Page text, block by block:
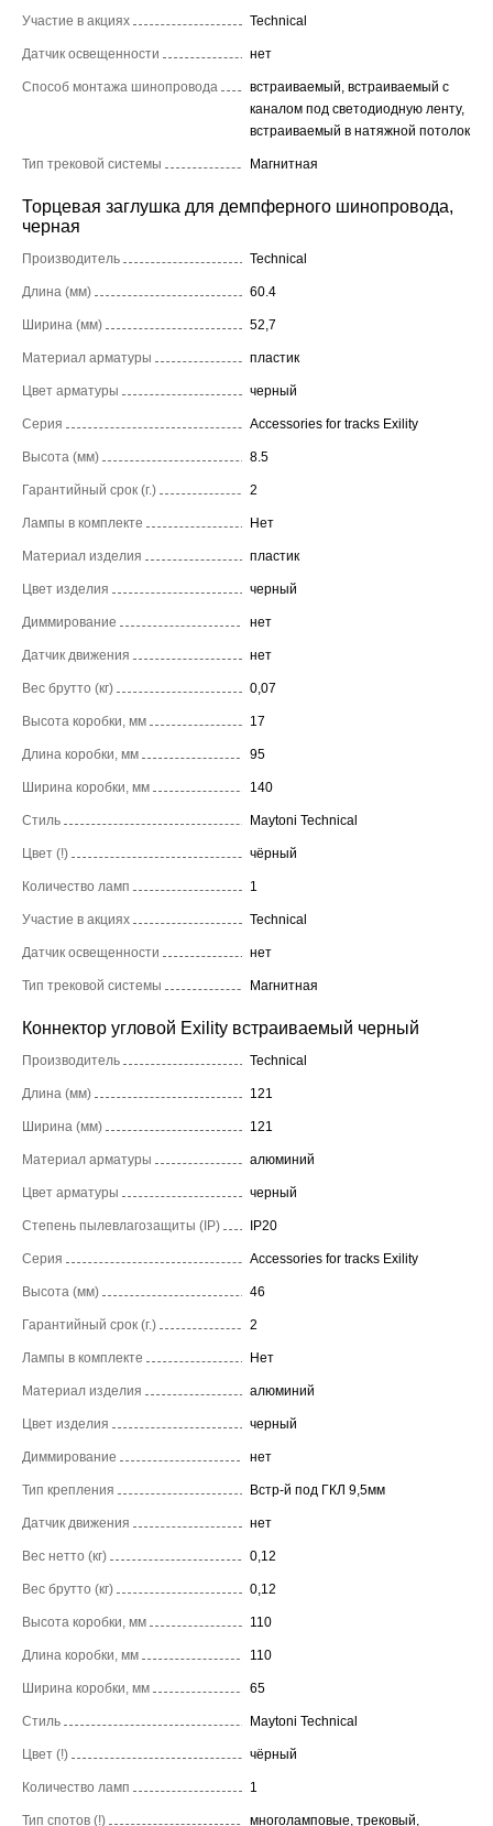
Участие в акциях Technical
Датчик освещенности нет
Способ монтажа шинопровода
встраиваемый, встраиваемый с
каналом под светодиодную ленту,
встраиваемый в натяжной потолок
Тип трековой системы Магнитная
Торцевая заглушка для демпферного шинопровода,
черная
Производитель Technical
Длина (мм) 60.4
Ширина (мм) 52,7
Материал арматуры пластик
Цвет арматуры черный
Серия Accessories for tracks Exility
Высота (мм) 8.5
Гарантийный срок (г.) 2
Лампы в комплекте Нет
Материал изделия пластик
Цвет изделия черный
Диммирование нет
Датчик движения нет
Вес брутто (кг) 0,07
Высота коробки, мм 17
Длина коробки, мм 95
Ширина коробки, мм 140
Стиль Maytoni Technical
Цвет (!) чёрный
Количество ламп 1
Участие в акциях Technical
Датчик освещенности нет
Тип трековой системы Магнитная
Коннектор угловой Exility встраиваемый черный
Производитель Technical
Длина (мм) 121
Ширина (мм) 121
Материал арматуры алюминий
Цвет арматуры черный
Степень пылевлагозащиты (IP) IP20
Серия Accessories for tracks Exility
Высота (мм) 46
Гарантийный срок (г.) 2
Лампы в комплекте Нет
Материал изделия алюминий
Цвет изделия черный
Диммирование нет
Тип крепления Встр-й под ГКЛ 9,5мм
Датчик движения нет
Вес нетто (кг) 0,12
Вес брутто (кг) 0,12
Высота коробки, мм 110
Длина коробки, мм 110
Ширина коробки, мм 65
Стиль Maytoni Technical
Цвет (!) чёрный
Количество ламп 1
Тип спотов (!) многоламповые, трековый,